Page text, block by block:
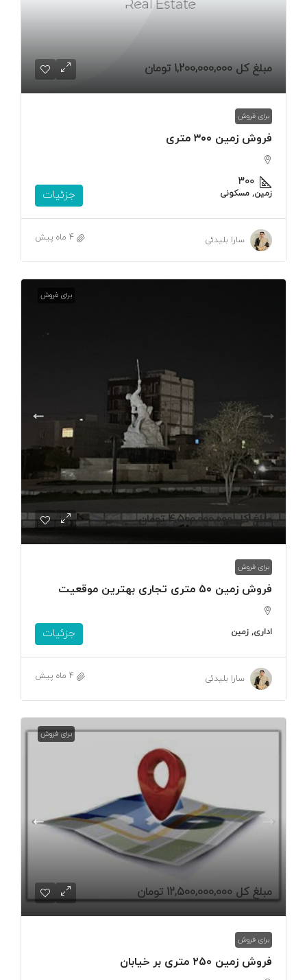
مبلغ کل 1,200,000,000 تومان
برای فروش
فروش زمین ۳۰۰ متری
۳۰۰
زمین, مسکونی جزئیات
سارا بلیدئی 4 ماه پیش
برای فروش
مبلغ کل4,500,000,000 تومان
برای فروش
فروش زمین ۵۰ متری تجاری بهترین موقعیت
اداری, زمین جزئیات
سارا بلیدئی 4 ماه پیش
برای فروش
مبلغ کل 12,500,000,000 تومان
برای فروش
فروش زمین ۲۵۰ متری بر خیابان